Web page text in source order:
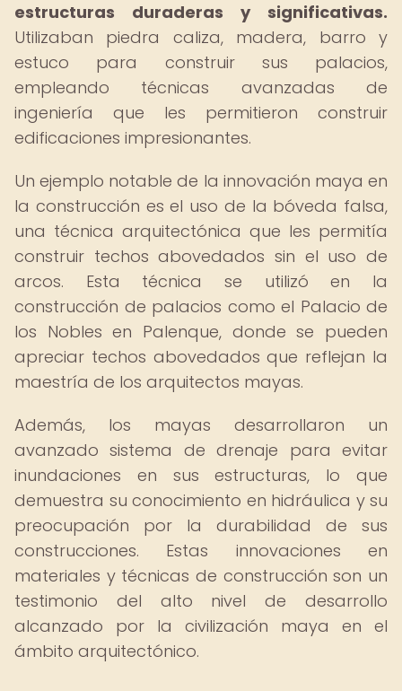
estructuras duraderas y significativas.
Utilizaban piedra caliza, madera, barro y
estuco para construir sus palacios,
empleando técnicas avanzadas de
ingeniería que les permitieron construir
edificaciones impresionantes.
Un ejemplo notable de la innovación maya en
la construcción es el uso de la bóveda falsa,
una técnica arquitectónica que les permitía
construir techos abovedados sin el uso de
arcos. Esta técnica se utilizó en la
construcción de palacios como el Palacio de
los Nobles en Palenque, donde se pueden
apreciar techos abovedados que reflejan la
maestría de los arquitectos mayas.
Además, los mayas desarrollaron un
avanzado sistema de drenaje para evitar
inundaciones en sus estructuras, lo que
demuestra su conocimiento en hidráulica y su
preocupación por la durabilidad de sus
construcciones. Estas innovaciones en
materiales y técnicas de construcción son un
testimonio del alto nivel de desarrollo
alcanzado por la civilización maya en el
ámbito arquitectónico.